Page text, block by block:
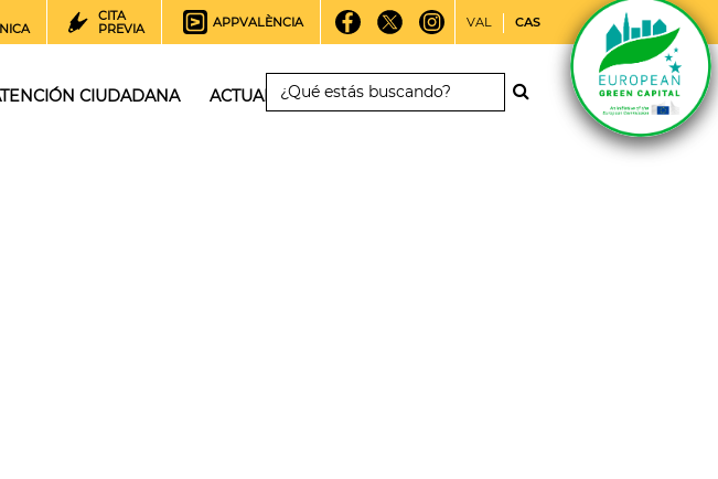
CITA
PREVIA
APPVALÈNCIA VAL CAS
CIUDADANA ACTUALIDAD